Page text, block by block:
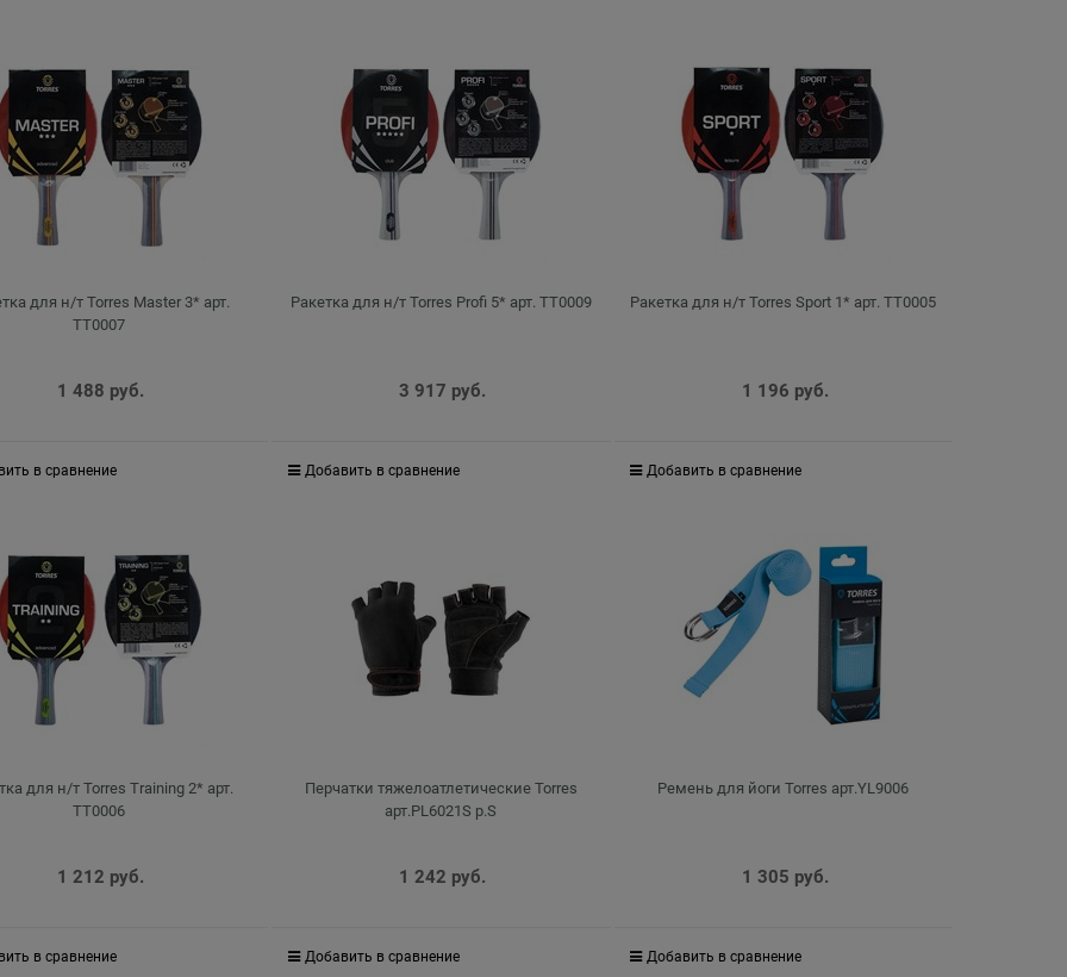
для н/т Torres Master 3* арт.
TT0007
1 488 руб.
в сравнение
Ракетка для н/т Torres Profi 5* арт. TT0009
3 917 руб.
Добавить в сравнение
Ракетка для н/т Torres Sport 1* арт. TT0005
1 196 руб.
Добавить в сравнение
для н/т Torres Training 2* арт.
TT0006
1 212 руб.
в сравнение
Перчатки тяжелоатлетические Torres
арт.PL6021S р.S
1 242 руб.
Добавить в сравнение
Ремень для йоги Torres арт.YL9006
1 305 руб.
Добавить в сравнение